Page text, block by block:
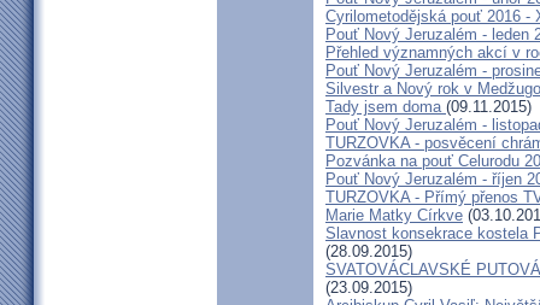
Cyrilometodějská pouť 2016 -
Pouť Nový Jeruzalém - leden
Přehled významných akcí v
Pouť Nový Jeruzalém -
Silvestr a Nový rok v
Tady jsem doma (09.11.2015)
Pouť Nový Jeruzalém -
TURZOVKA - posvěcení
Pozvánka na pouť Celurodu
Pouť Nový Jeruzalém - říjen
TURZOVKA - Přímý přenos
Marie Matky Církve
Slavnost konsekrace kostela
(28.09.2015)
SVATOVÁCLAVSKÉ
(23.09.2015)